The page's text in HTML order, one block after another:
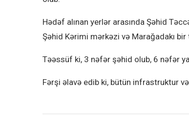
Hədəf alınan yerlər arasında Şəhid
Şəhid Kərimi mərkəzi və Marağadakı
Təəssüf ki, 3 nəfər şəhid olub, 6 nəfər
Fərşi əlavə edib ki, bütün infrastruktur